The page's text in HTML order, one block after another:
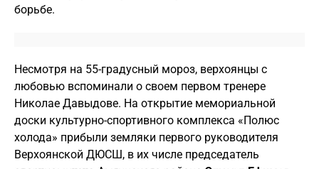
борьбе.
Несмотря на 55-градусный мороз, верхоянцы с
любовью вспоминали о своем первом тренере
Николае Давыдове. На открытие мемориальной
доски культурно-спортивного комплекса «Полюс
холода» прибыли земляки первого руководителя
Верхоянской ДЮСШ, в их числе председатель